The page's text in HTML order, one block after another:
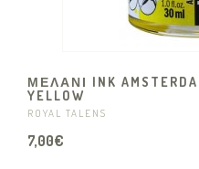
ΜΕΛΑΝΙ INK
YELLOW
ROYAL TALENS
7,00€